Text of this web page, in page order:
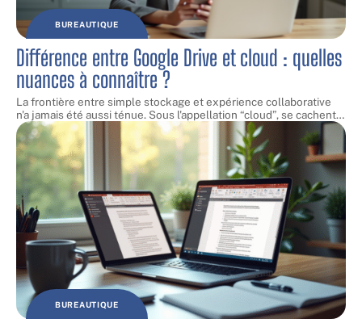
BUREAUTIQUE
Différence entre Google Drive et cloud : quelles
nuances à connaître ?
La frontière entre simple stockage et expérience collaborative
n'a jamais été aussi ténue. Sous l'appellation “cloud”, se cachent…
BUREAUTIQUE